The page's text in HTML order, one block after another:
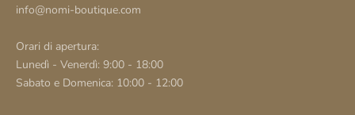
info@nomi-boutique.com
Orari di apertura:
Lunedì - Venerdì: 9:00 - 18:00
Sabato e Domenica: 10:00 - 12:00